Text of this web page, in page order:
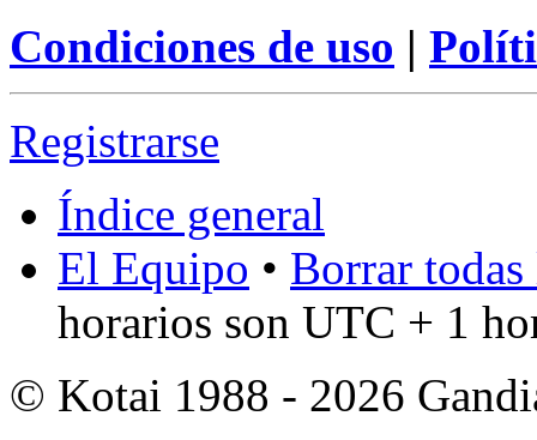
Condiciones de uso |
Registrarse
Índice general
El Equipo • Borrar
horarios son UTC + 1
© Kotai 1988 - 2026